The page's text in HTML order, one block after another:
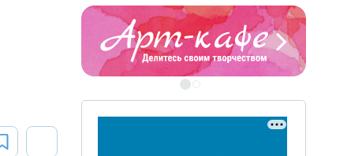
ЭТО БЫЛО В
Книга памяти воронежских
воинов-интернационалистов